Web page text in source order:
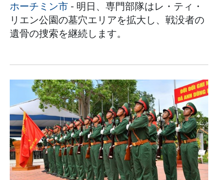
ホーチミン市 - 明日、専門部隊はレ・ティ・
リエン公園の墓穴エリアを拡大し、戦没者の
遺骨の捜索を継続します。